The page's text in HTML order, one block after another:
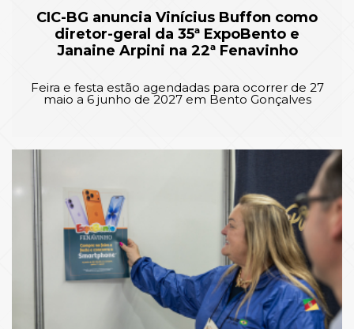
CIC-BG anuncia Vinícius Buffon como
diretor-geral da 35ª ExpoBento e
Janaine Arpini na 22ª Fenavinho
Feira e festa estão agendadas para ocorrer de 27
maio a 6 junho de 2027 em Bento Gonçalves